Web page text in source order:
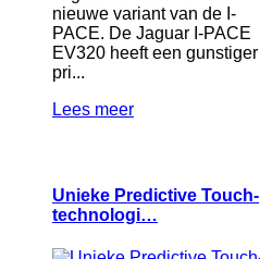
nieuwe variant van de I-
PACE. De Jaguar I-PACE
EV320 heeft een gunstiger
pri...
Lees meer
Unieke Predictive Touch-
technologi…